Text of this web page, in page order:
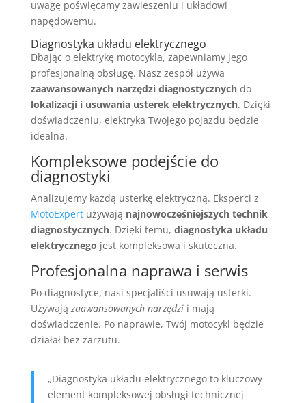
uwagę poświęcamy zawieszeniu i układowi
napędowemu.
Diagnostyka układu elektrycznego
Dbając o elektrykę motocykla, zapewniamy jego
profesjonalną obsługę. Nasz zespół używa
zaawansowanych narzędzi diagnostycznychdo
lokalizacji i usuwania usterek elektrycznych. Dzięki
doświadczeniu, elektryka Twojego pojazdu będzie
idealna.
Kompleksowe podejście do
diagnostyki
Analizujemy każdą usterkę elektryczną. Eksperci z
MotoExpertużywają najnowocześniejszych technik
diagnostycznych. Dzięki temu, diagnostyka układu
elektrycznego jest kompleksowa i skuteczna.
Profesjonalna naprawa i serwis
Po diagnostyce, nasi specjaliści usuwają usterki.
Używają zaawansowanych narzędzii mają
doświadczenie. Po naprawie, Twój motocykl będzie
działał bez zarzutu.
„Diagnostyka układu elektrycznego to kluczowy
element kompleksowej obsługi technicznej